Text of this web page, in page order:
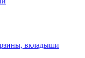
вкладыши